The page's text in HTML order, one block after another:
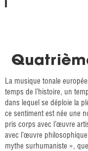
La musique tonale
temps de l’histoire, un
dans lequel se déploie la
ce sentiment est née une
pris corps avec l’œuvre
avec l’œuvre
mythe surhumaniste »,